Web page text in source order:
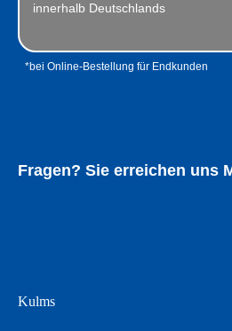
Fragen? Sie erreichen uns
innerhalb Deutschlands
*bei Online-Bestellung für Endkunden
Kulms